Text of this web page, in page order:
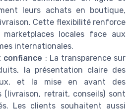
leurs achats en boutique,
Cette flexibilité renforce
locales face aux
internationales.
confiance : La transparence sur
la présentation claire des
et la mise en avant des
(livraison, retrait, conseils) sont
Les clients souhaitent aussi